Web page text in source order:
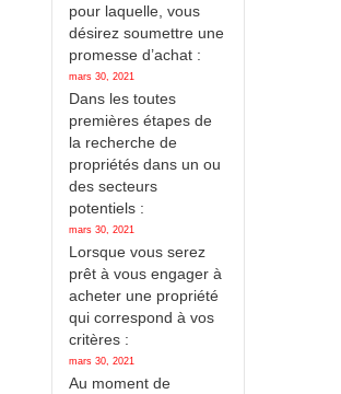
pour laquelle, vous
désirez soumettre une
promesse d’achat :
mars 30, 2021
Dans les toutes
premières étapes de
la recherche de
propriétés dans un ou
des secteurs
potentiels :
mars 30, 2021
Lorsque vous serez
prêt à vous engager à
acheter une propriété
qui correspond à vos
critères :
mars 30, 2021
Au moment de